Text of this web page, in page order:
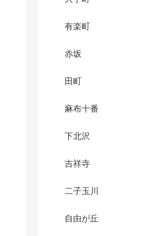
有楽町
赤坂
田町
麻布十番
下北沢
吉祥寺
二子玉川
自由が丘